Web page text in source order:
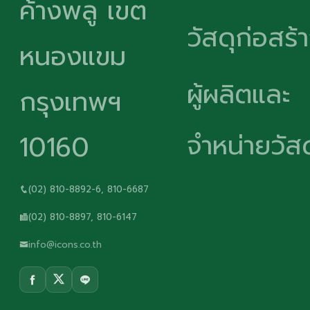
ค้างพลู เขต
หนองแขม
กรุงเทพฯ
10160
(02) 810-8892-6, 810-6687
(02) 810-8897, 810-6147
info@icons.co.th
วัสดุก่อสร้
ผู้ผลิตและ
จำหน่ายวั